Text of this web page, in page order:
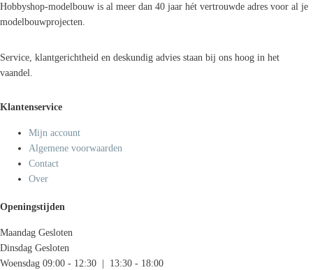
Hobbyshop-modelbouw is al meer dan 40 jaar hét vertrouwde adres voor al je
modelbouwprojecten.
Service, klantgerichtheid en deskundig advies staan bij ons hoog in het
vaandel.
Klantenservice
Mijn account
Algemene voorwaarden
Contact
Over
Openingstijden
Maandag Gesloten
Dinsdag Gesloten
Woensdag 09:00 - 12:30 | 13:30 - 18:00